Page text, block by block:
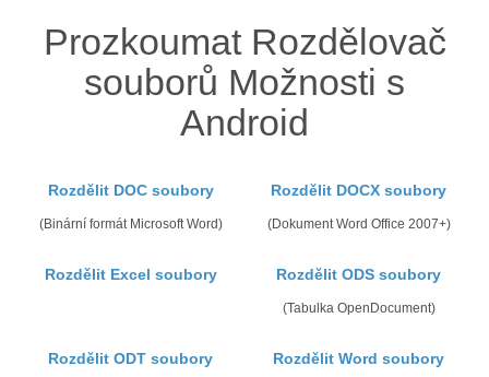
Prozkoumat Rozdělovač
souborů Možnosti s
Android
Rozdělit DOC soubory
(Binární formát Microsoft Word)
Rozdělit DOCX soubory
(Dokument Word Office 2007+)
Rozdělit Excel soubory Rozdělit ODS soubory
(Tabulka OpenDocument)
Rozdělit ODT soubory Rozdělit Word soubory